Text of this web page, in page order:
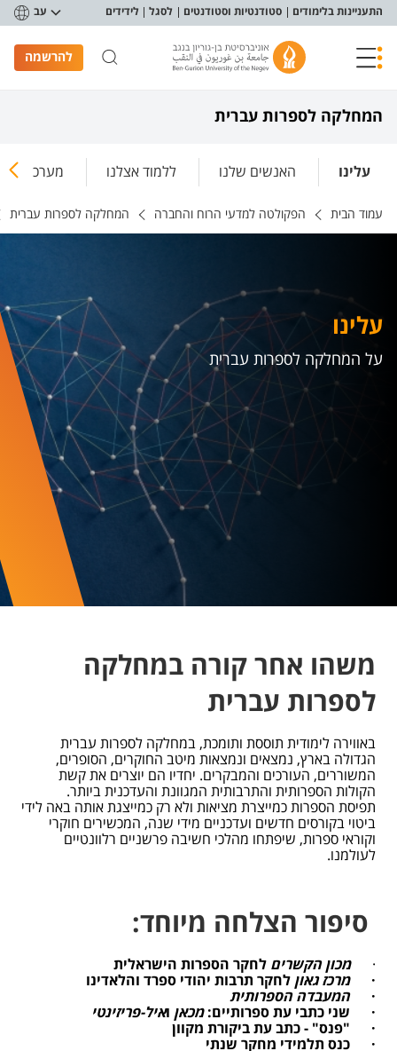
תפריט נגישות
התעניינות בלימודים סטודנטיות וסטודנטים לסגל לידידים עב
להרשמה
המחלקה לספרות עברית
עלינו האנשים שלנו ללמוד אצלנו מערכת
עמוד הבית הפקולטה למדעי הרוח והחברה המחלקה לספרות עברית
עלינו
על המחלקה לספרות עברית
משהו אחר קורה במחלקה
לספרות עברית
באווירה לימודית תוססת ותומכת, במחלקה לספרות עברית
הגדולה בארץ, נמצאים ונמצאות מיטב החוקרים, הסופרים,
המשוררים, העורכים והמבקרים. יחדיו הם יוצרים את קשת
הקולות הספרותית והתרבותית המגוונת והעדכנית ביותר.
תפיסת הספרות כמייצרת מציאות ולא רק כמייצגת אותה באה לידי
ביטוי בקורסים חדשים ועדכניים מידי שנה, המכשירים חוקרי
וקוראי ספרות, שיפתחו מהלכי חשיבה פרשניים רלוונטיים
לעולמנו.
סיפור הצלחה מיוחד:
· מכון הקשרים לחקר הספרות הישראלית
·
מרכז גאון לחקר תרבות יהודי ספרד והלאדינו
·
המעבדה הספרותית
·
שני כתבי עת ספרותיים: מכאן ואיל-פריזינטי
· "פנס" - כתב עת ביקורת מקוון
·
כנס תלמידי מחקר שנתי